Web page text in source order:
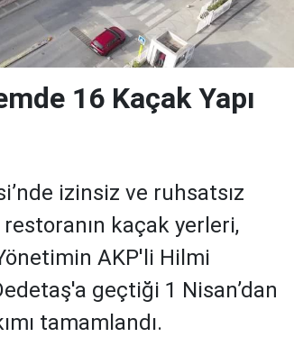
16 Kaçak Yapı
izinsiz ve ruhsatsız
kaçak yerleri,
AKP'li Hilmi
geçtiği 1 Nisan’dan
tamamlandı.